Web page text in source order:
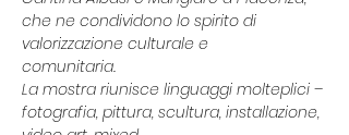
che ne condividono lo spirito di
valorizzazione culturale e
comunitaria.
La mostra riunisce linguaggi molteplici –
fotografia, pittura, scultura, installazione,